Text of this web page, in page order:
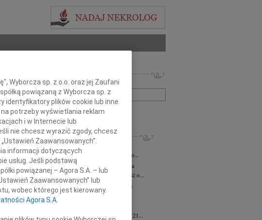
Imię i nazwisko lub numer ogłoszenia:
+ szukanie zaawansowane
INNE NEKROLOGI
Eugeniusz Butruk 05.08.2026
Z ogromnym żalem przyjęliśmy wiadomość o...
Małgorzata Kościelska
Warszawa
Z głębokim smutkiem przyjęliśmy wiadomość o...
Andrzej Komorowski
Warszawa
27 lipca 2026 roku odszedł Śp. Andrzej...
Inocentyna Karkocha
Mgr farm. Inocentyna Karkocha zmarła dnia 21...
Wyborcza sp. z o.o. oraz jej Zaufani
powiązaną z Wyborcza sp. z
identyfikatory plików cookie lub inne
potrzeby wyświetlania reklam
i w Internecie lub
nie chcesz wyrazić zgody, chcesz
Zaawansowanych”.
informacji dotyczących
usług. Jeśli podstawą
powiązanej – Agora S.A. – lub
Zaawansowanych” lub
wobec którego jest kierowany.
Agora S.A.